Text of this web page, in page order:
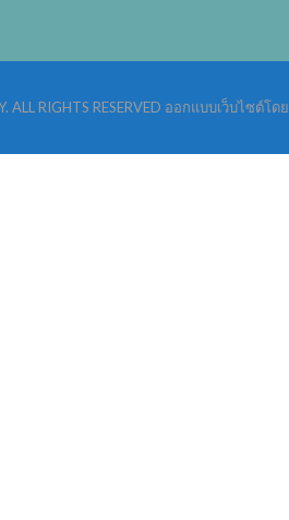
RIGHTS RESERVED ออกแบบเว็บไซต์โดย